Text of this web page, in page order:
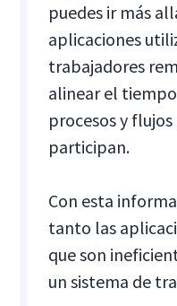
puedes ir más
aplicaciones
trabajadores
alinear el
procesos y
participan.
Con esta
tanto las
que son
un sistema de